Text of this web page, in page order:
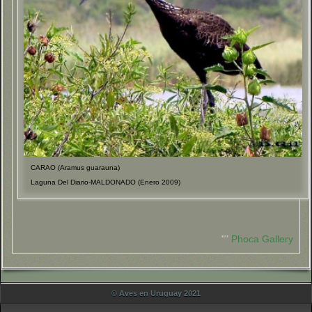
CARAO (Aramus guarauna)
Laguna Del Diario-MALDONADO (Enero 2009)
"" Phoca Gallery
© Aves en Uruguay 2021